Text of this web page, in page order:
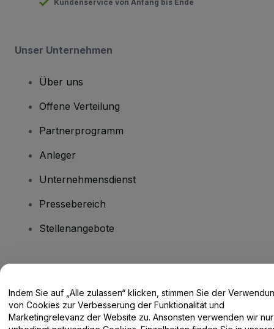
Kundenservice von Anfang bis Ende
Unser Unternehmen
Über uns
Offene Verteilung
Partnerprogramm
Anleger
Unternehmensdienst
Pressebereich
Stellenangebote
Hilfe-Center / Kontakt
Indem Sie auf „Alle zulassen“ klicken, stimmen Sie der
von Cookies zur Verbesserung der Funktionalität und
Marketingrelevanz der Website zu. Ansonsten verwenden wir nur